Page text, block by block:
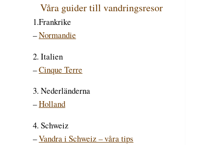
Våra guider till vandringsresor
1.Frankrike
–Normandie
2. Italien
–Cinque Terre
3. Nederländerna
–Holland
4. Schweiz
–Vandra i Schweiz – våra tips